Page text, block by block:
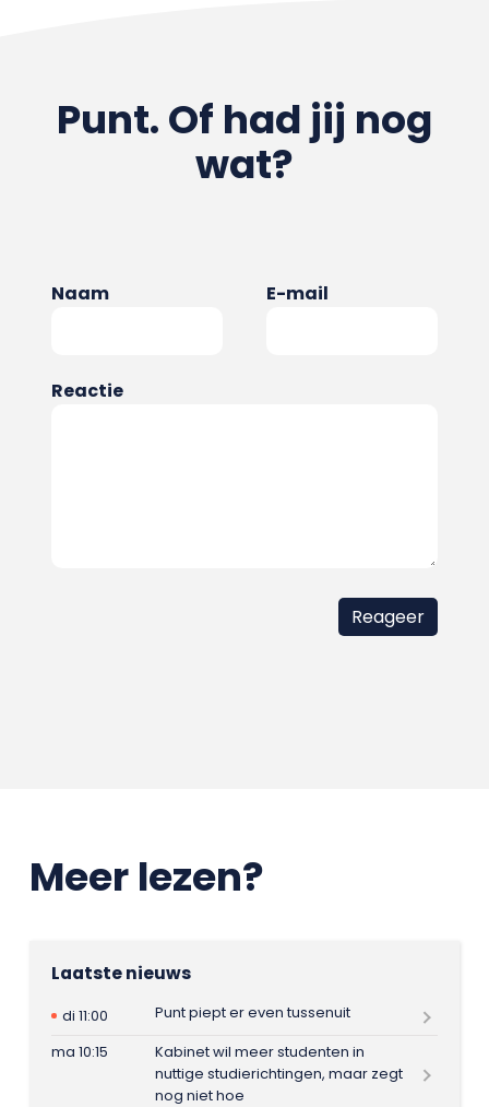
Punt. Of had jij nog
wat?
Naam E-mail
Reactie
Meer lezen?
Laatste nieuws
di 11:00
Punt piept er even tussenuit
ma 10:15
Kabinet wil meer studenten in
nuttige studierichtingen, maar zegt
nog niet hoe